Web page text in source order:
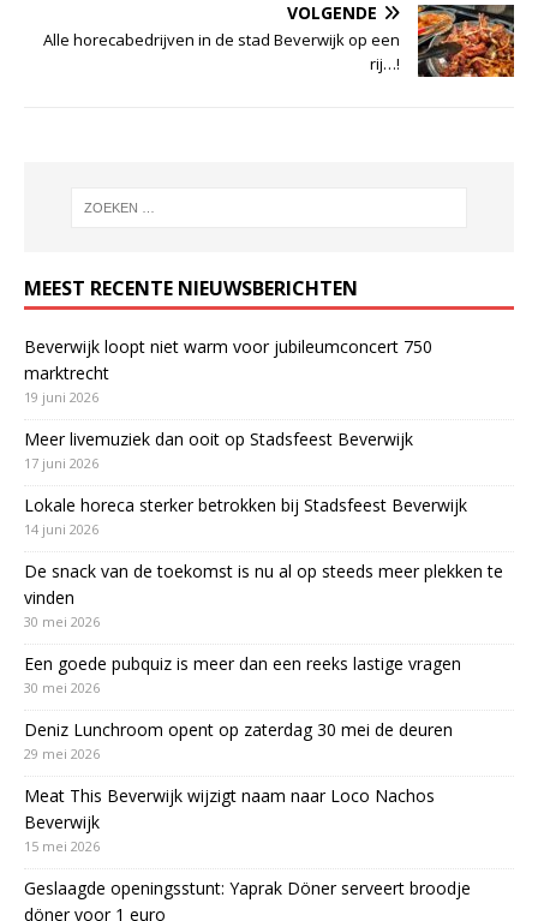
VOLGENDE
Alle horecabedrijven in de stad Beverwijk op een
rij…!
MEEST RECENTE NIEUWSBERICHTEN
Beverwijk loopt niet warm voor jubileumconcert 750
marktrecht
19 juni 2026
Meer livemuziek dan ooit op Stadsfeest Beverwijk
17 juni 2026
Lokale horeca sterker betrokken bij Stadsfeest Beverwijk
14 juni 2026
De snack van de toekomst is nu al op steeds meer plekken te
vinden
30 mei 2026
Een goede pubquiz is meer dan een reeks lastige vragen
30 mei 2026
Deniz Lunchroom opent op zaterdag 30 mei de deuren
29 mei 2026
Meat This Beverwijk wijzigt naam naar Loco Nachos
Beverwijk
15 mei 2026
Geslaagde openingsstunt: Yaprak Döner serveert broodje
döner voor 1 euro